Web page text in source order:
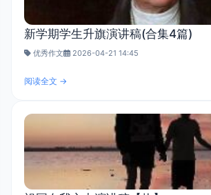
新学期学生升旗演讲稿(合集4篇)
优秀作文 2026-04-21 14:45
阅读全文 →